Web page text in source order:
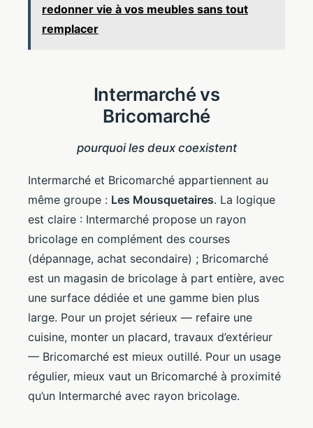
redonner vie à vos meubles sans tout
remplacer
Intermarché vs
Bricomarché
pourquoi les deux coexistent
Intermarché et Bricomarché appartiennent au
même groupe : Les Mousquetaires. La logique
est claire : Intermarché propose un rayon
bricolage en complément des courses
(dépannage, achat secondaire) ; Bricomarché
est un magasin de bricolage à part entière, avec
une surface dédiée et une gamme bien plus
large. Pour un projet sérieux — refaire une
cuisine, monter un placard, travaux d’extérieur
— Bricomarché est mieux outillé. Pour un usage
régulier, mieux vaut un Bricomarché à proximité
qu’un Intermarché avec rayon bricolage.